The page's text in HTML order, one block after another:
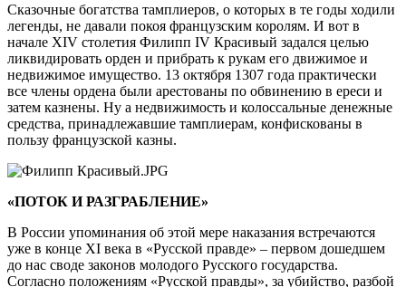
Сказочные богатства тамплиеров, о которых в те годы ходили
легенды, не давали покоя французским королям. И вот в
начале XIV столетия Филипп IV Красивый задался целью
ликвидировать орден и прибрать к рукам его движимое и
недвижимое имущество. 13 октября 1307 года практически
все члены ордена были арестованы по обвинению в ереси и
затем казнены. Ну а недвижимость и колоссальные денежные
средства, принадлежавшие тамплиерам, конфискованы в
пользу французской казны.
«ПОТОК И РАЗГРАБЛЕНИЕ»
В России упоминания об этой мере наказания встречаются
уже в конце XI века в «Русской правде» – первом дошедшем
до нас своде законов молодого Русского государства.
Согласно положениям «Русской правды», за убийство, разбой